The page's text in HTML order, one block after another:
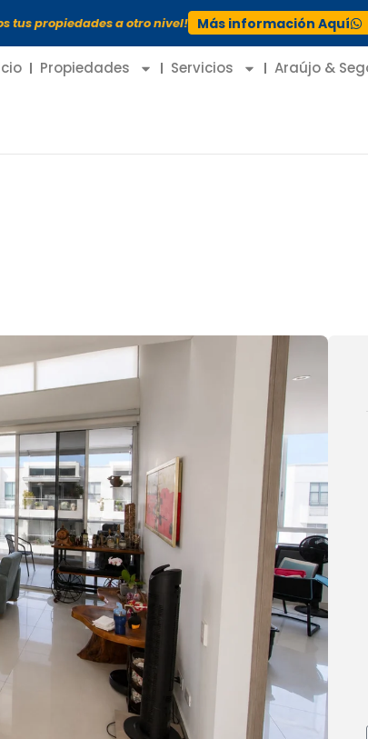
tus propiedades a otro nivel! Más información Aquí
Propiedades Servicios Araújo &